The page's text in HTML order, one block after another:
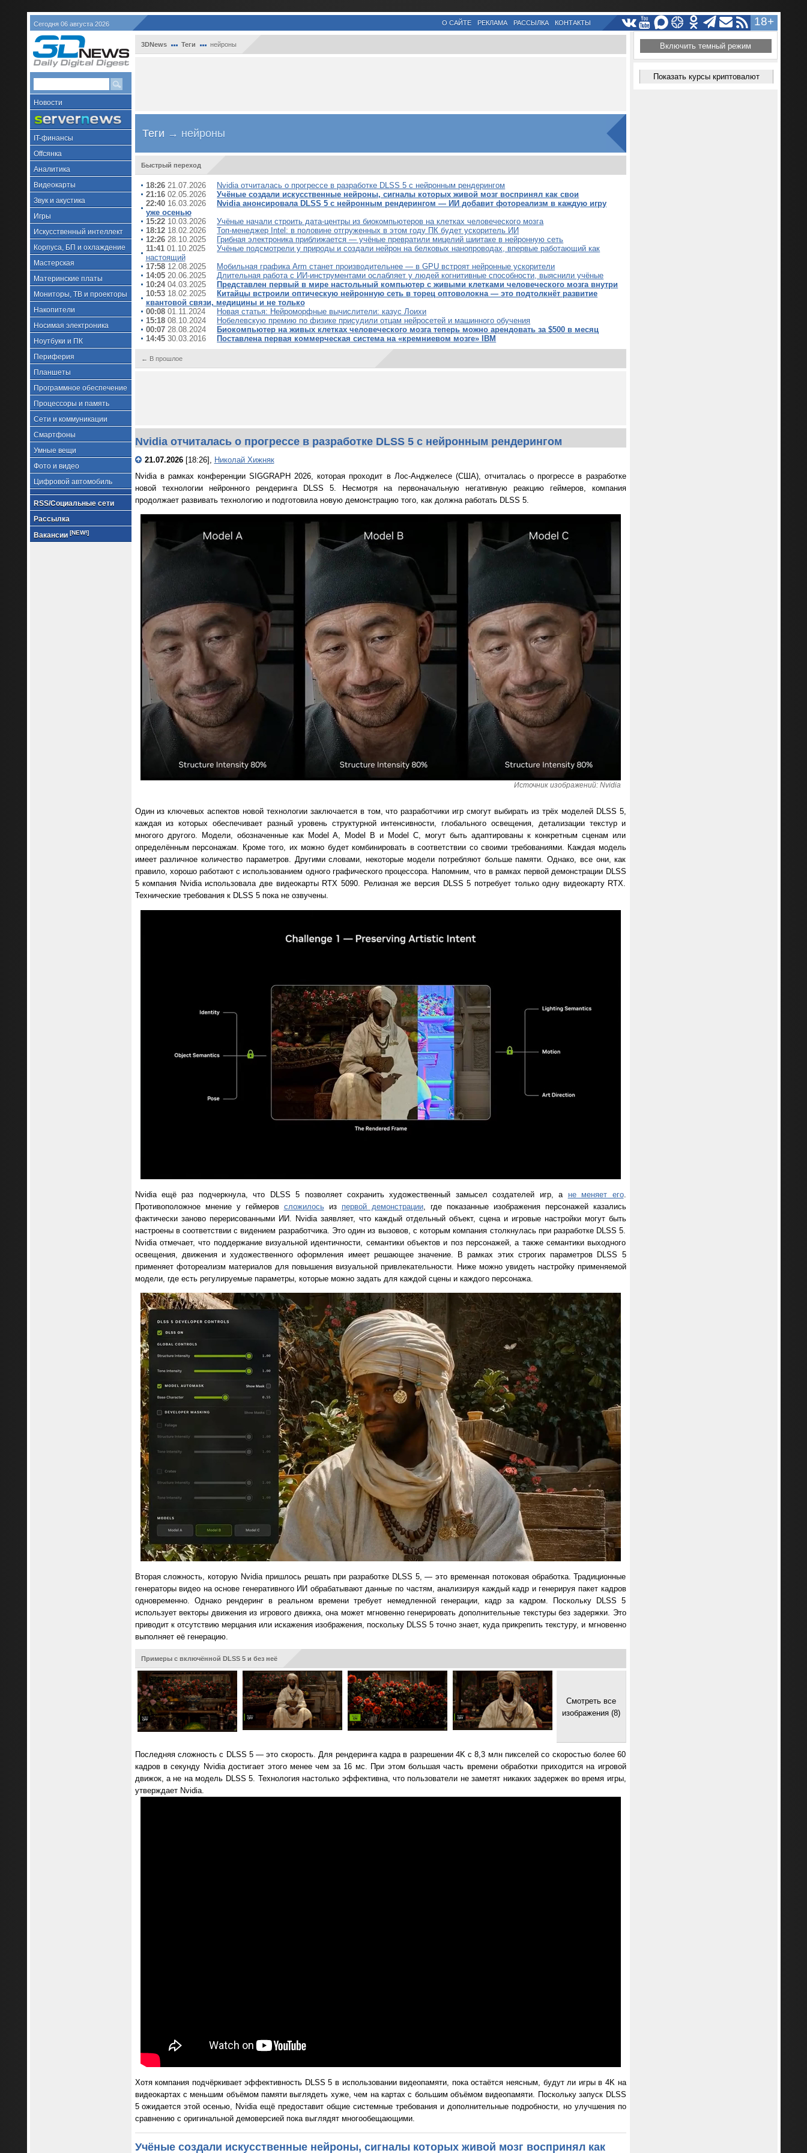
Сегодня 06 августа 2026 18+
О САЙТЕ РЕКЛАМА РАССЫЛКА КОНТАКТЫ
Новости
IT-финансы
Offсянка
Аналитика
Видеокарты
Звук и акустика
Игры
Искусственный интеллект
Корпуса, БП и охлаждение
Мастерская
Материнские платы
Мониторы, ТВ и проекторы
Накопители
Носимая электроника
Ноутбуки и ПК
Периферия
Планшеты
Программное обеспечение
Процессоры и память
Сети и коммуникации
Смартфоны
Умные вещи
Фото и видео
Цифровой автомобиль
RSS/Социальные сети
Рассылка
Вакансии [NEW!]
3DNews Теги нейроны
Теги → нейроны
Быстрый переход
18:2621.07.2026
Nvidia отчиталась о прогрессе в разработке DLSS 5 с нейронным рендерингом
21:1602.05.2026
Учёные создали искусственные нейроны, сигналы которых живой мозг воспринял как свои
22:4016.03.2026
Nvidia анонсировала DLSS 5 с нейронным рендерингом — ИИ добавит фотореализм в каждую игру
уже осенью
15:2210.03.2026
Учёные начали строить дата-центры из биокомпьютеров на клетках человеческого мозга
18:1218.02.2026
Топ-менеджер Intel: в половине отгруженных в этом году ПК будет ускоритель ИИ
12:2628.10.2025
Грибная электроника приближается — учёные превратили мицелий шиитаке в нейронную сеть
11:4101.10.2025
Учёные подсмотрели у природы и создали нейрон на белковых нанопроводах, впервые работающий как
настоящий
17:5812.08.2025
Мобильная графика Arm станет производительнее — в GPU встроят нейронные ускорители
14:0520.06.2025
Длительная работа с ИИ-инструментами ослабляет у людей когнитивные способности, выяснили учёные
10:2404.03.2025
Представлен первый в мире настольный компьютер с живыми клетками человеческого мозга внутри
10:5318.02.2025
Китайцы встроили оптическую нейронную сеть в торец оптоволокна — это подтолкнёт развитие
квантовой связи, медицины и не только
00:0801.11.2024
Новая статья: Нейроморфные вычислители: казус Лоихи
15:1808.10.2024
Нобелевскую премию по физике присудили отцам нейросетей и машинного обучения
00:0728.08.2024
Биокомпьютер на живых клетках человеческого мозга теперь можно арендовать за $500 в месяц
14:4530.03.2016 Поставлена первая коммерческая система на «кремниевом мозге» IBM
← В прошлое
Nvidia отчиталась о прогрессе в разработке DLSS 5 с нейронным рендерингом
21.07.2026[18:26], Николай Хижняк
Nvidia в рамках конференции SIGGRAPH 2026, которая проходит в Лос-Анджелесе (США), отчиталась о прогрессе в разработке
новой технологии нейронного рендеринга DLSS 5. Несмотря на первоначальную негативную реакцию геймеров, компания
продолжает развивать технологию и подготовила новую демонстрацию того, как должна работать DLSS 5.
Источник изображений: Nvidia
Один из ключевых аспектов новой технологии заключается в том, что разработчики игр смогут выбирать из трёх моделей DLSS 5,
каждая из которых обеспечивает разный уровень структурной интенсивности, глобального освещения, детализации текстур и
многого другого. Модели, обозначенные как Model A, Model B и Model C, могут быть адаптированы к конкретным сценам или
определённым персонажам. Кроме того, их можно будет комбинировать в соответствии со своими требованиями. Каждая модель
имеет различное количество параметров. Другими словами, некоторые модели потребляют больше памяти. Однако, все они, как
правило, хорошо работают с использованием одного графического процессора. Напомним, что в рамках первой демонстрации DLSS
5 компания Nvidia использовала две видеокарты RTX 5090. Релизная же версия DLSS 5 потребует только одну видеокарту RTX.
Технические требования к DLSS 5 пока не озвучены.
Nvidia ещё раз подчеркнула, что DLSS 5 позволяет сохранить художественный замысел создателей игр, а не меняет его.
Противоположное мнение у геймеров сложилосьиз первой демонстрации, где показанные изображения персонажей казались
фактически заново перерисованными ИИ. Nvidia заявляет, что каждый отдельный объект, сцена и игровые настройки могут быть
настроены в соответствии с видением разработчика. Это один из вызовов, с которым компания столкнулась при разработке DLSS 5.
Nvidia отмечает, что поддержание визуальной идентичности, семантики объектов и поз персонажей, а также семантики выходного
освещения, движения и художественного оформления имеет решающее значение. В рамках этих строгих параметров DLSS 5
применяет фотореализм материалов для повышения визуальной привлекательности. Ниже можно увидеть настройку применяемой
модели, где есть регулируемые параметры, которые можно задать для каждой сцены и каждого персонажа.
Вторая сложность, которую Nvidia пришлось решать при разработке DLSS 5, — это временная потоковая обработка. Традиционные
генераторы видео на основе генеративного ИИ обрабатывают данные по частям, анализируя каждый кадр и генерируя пакет кадров
одновременно. Однако рендеринг в реальном времени требует немедленной генерации, кадр за кадром. Поскольку DLSS 5
использует векторы движения из игрового движка, она может мгновенно генерировать дополнительные текстуры без задержки. Это
приводит к отсутствию мерцания или искажения изображения, поскольку DLSS 5 точно знает, куда прикрепить текстуру, и мгновенно
выполняет её генерацию.
Примеры с включённой DLSS 5 и без неё
Смотреть все
изображения (8)
Последняя сложность с DLSS 5 — это скорость. Для рендеринга кадра в разрешении 4K с 8,3 млн пикселей со скоростью более 60
кадров в секунду Nvidia достигает этого менее чем за 16 мс. При этом большая часть времени обработки приходится на игровой
движок, а не на модель DLSS 5. Технология настолько эффективна, что пользователи не заметят никаких задержек во время игры,
утверждает Nvidia.
Хотя компания подчёркивает эффективность DLSS 5 в использовании видеопамяти, пока остаётся неясным, будут ли игры в 4K на
видеокартах с меньшим объёмом памяти выглядеть хуже, чем на картах с большим объёмом видеопамяти. Поскольку запуск DLSS
5 ожидается этой осенью, Nvidia ещё предоставит общие системные требования и дополнительные подробности, но улучшения по
сравнению с оригинальной демоверсией пока выглядят многообещающими.
Учёные создали искусственные нейроны, сигналы которых живой мозг воспринял как
Включить темный режим
Показать курсы криптовалют